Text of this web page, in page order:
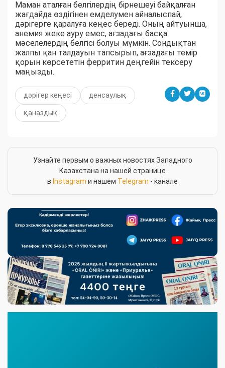
Маман аталған белгілердің бірнешеуі байқалған
жағдайда өздігінен емделумен айналыспай,
дәрігерге қаралуға кеңес береді. Оның айтуынша,
анемия жеке ауру емес, ағзадағы басқа
мәселелердің белгісі болуы мүмкін. Сондықтан
жалпы қан талдауын тапсырып, ағзадағы темір
қорын көрсететін ферритин деңгейін тексеру
маңызды.
дәрігер кеңесі денсаулық
қаназдық
Узнайте первым о важных новостях Западного
Казахстана на нашей странице
в Instagram и нашем Telegram - канале